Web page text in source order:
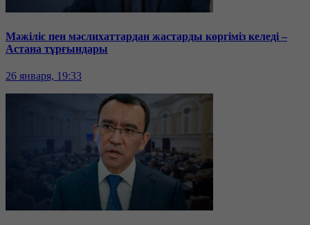
Мәжіліс пен мәслихаттардан жастарды көргіміз келеді –
Астана тұрғындары
26 января, 19:33